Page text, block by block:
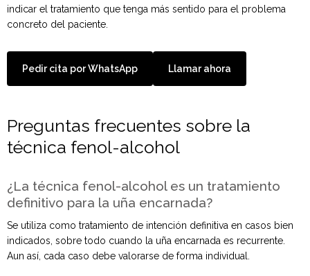
indicar el tratamiento que tenga más sentido para el problema
concreto del paciente.
Pedir cita por WhatsApp Llamar ahora
Preguntas frecuentes sobre la
técnica fenol-alcohol
¿La técnica fenol-alcohol es un tratamiento
definitivo para la uña encarnada?
Se utiliza como tratamiento de intención definitiva en casos bien
indicados, sobre todo cuando la uña encarnada es recurrente.
Aun así, cada caso debe valorarse de forma individual.